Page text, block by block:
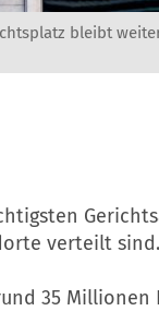
bleibt
verteilt sind.
35